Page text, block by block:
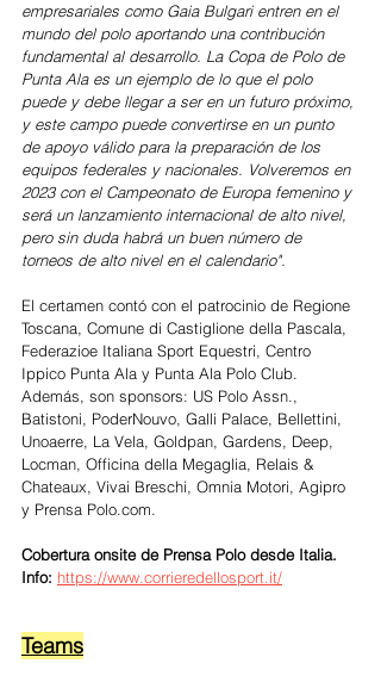
empresariales como Gaia Bulgari entren en el
mundo del polo aportando una contribución
fundamental al desarrollo. La Copa de Polo de
Punta Ala es un ejemplo de lo que el polo
puede y debe llegar a ser en un futuro próximo,
y este campo puede convertirse en un punto
de apoyo válido para la preparación de los
equipos federales y nacionales. Volveremos en
2023 con el Campeonato de Europa femenino y
será un lanzamiento internacional de alto nivel,
pero sin duda habrá un buen número de
torneos de alto nivel en el calendario".
El certamen contó con el patrocinio de Regione
Toscana, Comune di Castiglione della Pascala,
Federazioe Italiana Sport Equestri, Centro
Ippico Punta Ala y Punta Ala Polo Club.
Además, son sponsors: US Polo Assn.,
Batistoni, PoderNouvo, Galli Palace, Bellettini,
Unoaerre, La Vela, Goldpan, Gardens, Deep,
Locman, Officina della Megaglia, Relais &
Chateaux, Vivai Breschi, Omnia Motori, Agipro
y Prensa Polo.com.
Cobertura onsite de Prensa Polo desde Italia.
Info: https://www.corrieredellosport.it/
Teams